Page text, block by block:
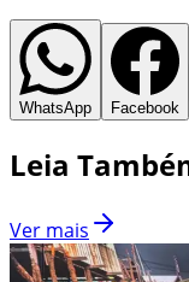
WhatsApp Facebook
Leia
Ver mais